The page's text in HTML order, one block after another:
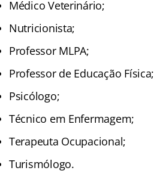
Médico Veterinário;
Nutricionista;
Professor MLPA;
Professor de Educação Física;
Psicólogo;
Técnico em Enfermagem;
Terapeuta Ocupacional;
Turismólogo.